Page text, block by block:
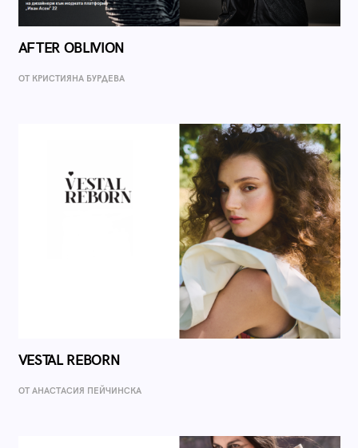
AFTER OBLIVION
ОТ КРИСТИЯНА БУРДЕВА
VESTAL REBORN
ОТ AНАСТАСИЯ ПЕЙЧИНСКА